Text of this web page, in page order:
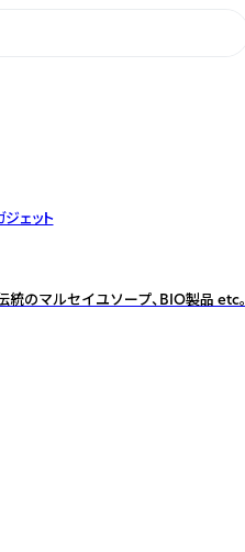
ェット
のマルセイユソープ、BIO製品 etc。